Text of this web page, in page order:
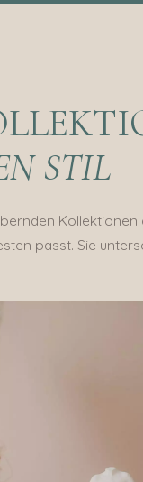
STIL
Kollektionen
passt. Sie